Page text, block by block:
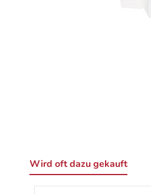
Wird oft dazu gekauft